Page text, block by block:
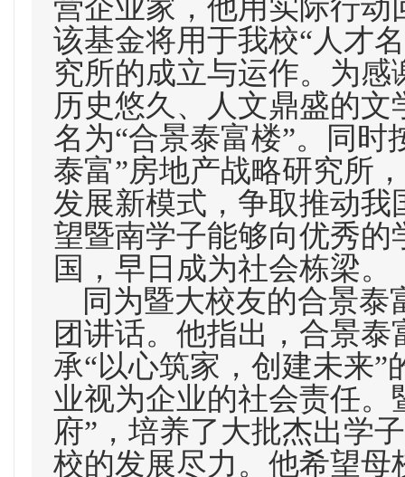
营企业家，他用实际行
该基金将用于我校“人才
究所的成立与运作。为
历史悠久、人文鼎盛的
名为“合景泰富楼”。同
泰富”房地产战略研究所
发展新模式，争取推动
望暨南学子能够向优秀
国，早日成为社会栋梁。
同为暨大校友的合景
团讲话。他指出，合景
承“以心筑家，创建未来
业视为企业的社会责任。
府”，培养了大批杰出学
校的发展尽力。他希望